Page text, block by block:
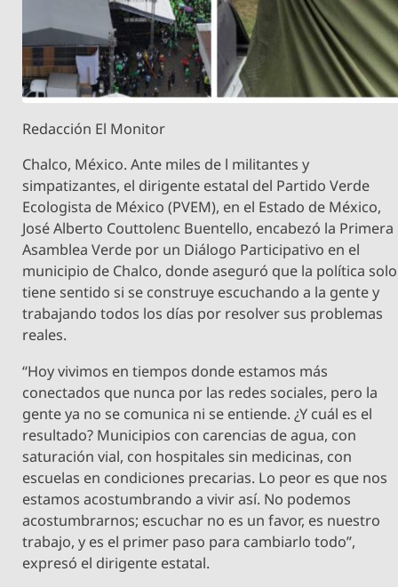
Redacción El Monitor
Chalco, México. Ante miles de l militantes y
simpatizantes, el dirigente estatal del Partido Verde
Ecologista de México (PVEM), en el Estado de México,
José Alberto Couttolenc Buentello, encabezó la Primera
Asamblea Verde por un Diálogo Participativo en el
municipio de Chalco, donde aseguró que la política solo
tiene sentido si se construye escuchando a la gente y
trabajando todos los días por resolver sus problemas
reales.
“Hoy vivimos en tiempos donde estamos más
conectados que nunca por las redes sociales, pero la
gente ya no se comunica ni se entiende. ¿Y cuál es el
resultado? Municipios con carencias de agua, con
saturación vial, con hospitales sin medicinas, con
escuelas en condiciones precarias. Lo peor es que nos
estamos acostumbrando a vivir así. No podemos
acostumbrarnos; escuchar no es un favor, es nuestro
trabajo, y es el primer paso para cambiarlo todo”,
expresó el dirigente estatal.